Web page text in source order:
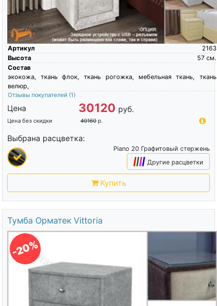
Артикул
2163
Высота
см.
57
Состав
экокожа, ткань флок, ткань рогожка, мебельная ткань, ткань
велюр,
Отзывы покупателей (1)
Цена 30120 руб.
Цена без скидки 40160 р.
Выбрана расцветка:
Piano 20 Графитовый стержень
|||| Другие расцветки
Купить
Тумба Орматек Vittoria
-20%